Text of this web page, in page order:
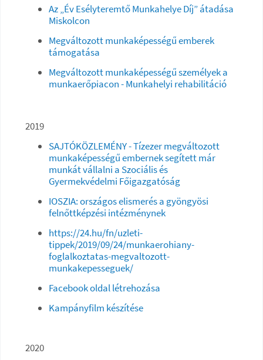
Az „Év Esélyteremtő Munkahelye Díj” átadása
Miskolcon
Megváltozott munkaképességű emberek
támogatása
Megváltozott munkaképességű személyek a
munkaerőpiacon - Munkahelyi rehabilitáció
2019
SAJTÓKÖZLEMÉNY - Tízezer megváltozott
munkaképességű embernek segített már
munkát vállalni a Szociális és
Gyermekvédelmi Főigazgatóság
IOSZIA: országos elismerés a gyöngyösi
felnőttképzési intézménynek
https://24.hu/fn/uzleti-
tippek/2019/09/24/munkaerohiany-
foglalkoztatas-megvaltozott-
munkakepesseguek/
Facebook oldal létrehozása
Kampányfilm készítése
2020